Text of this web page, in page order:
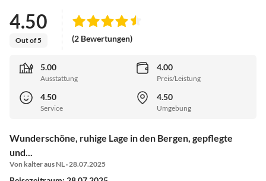
4.50
Out of 5 (2 Bewertungen)
5.00
Ausstattung
4.00
Preis/Leistung
4.50
Service
4.50
Umgebung
Wunderschöne, ruhige Lage in den Bergen, gepflegte
und...
Von kalter aus NL · 28.07.2025